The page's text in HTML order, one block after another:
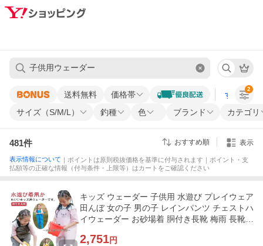
送料無料 価格帯 すべての条
サイズ（S/M/L） 釣種 色 ブランド カテゴリ
2
481件 おすすめ順 表示
表示情報について ｜ポイントは原則税抜価格を基準に付与されます｜ポイント・支
払額等の正確な情報（付与条件・上限等）はカートをご確認ください
キッズ ウェーダー 子供用 水遊び プレイウェア
田んぼ 女の子 男の子 レインパンツ チェストハ
イウェーダー お砂場着 胴付き長靴 梅雨 長靴一
2,751円